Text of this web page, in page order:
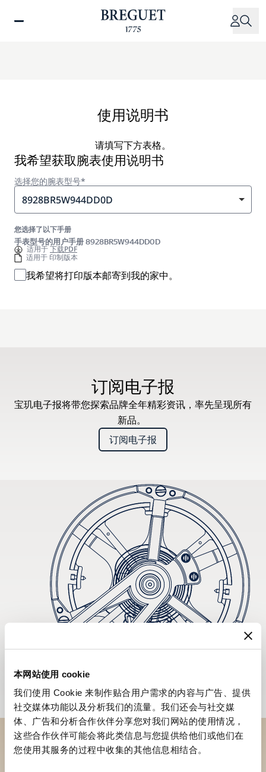
本网站使用 cookie
我们使用 Cookie 来制作贴合用户需求的内容与广告、提供
社交媒体功能以及分析我们的流量。我们还会与社交媒
体、广告和分析合作伙伴分享您对我们网站的使用情况，
这些合作伙伴可能会将此类信息与您提供给他们或他们在
您使用其服务的过程中收集的其他信息相结合。
使用说明书
请填写下方表格。
我希望获取腕表使用说明书
选择您的腕表型号*
8928BR5W944DD0D
您选择了以下手册
手表型号的用户手册 8928BR5W944DD0D
适用于下载PDF
适用于 印制版本
我希望将打印版本邮寄到我的家中。
订阅电子报
宝玑电子报将带您探索品牌全年精彩资讯，率先呈现所有
新品。
订阅电子报
到访精品店探索品牌系列